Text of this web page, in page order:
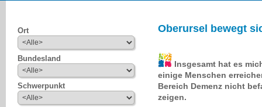
Oberursel bewegt
Insgesamt hat es
einige Menschen
Bereich Demenz nicht
zeigen.
Ort
Bundesland
Schwerpunkt